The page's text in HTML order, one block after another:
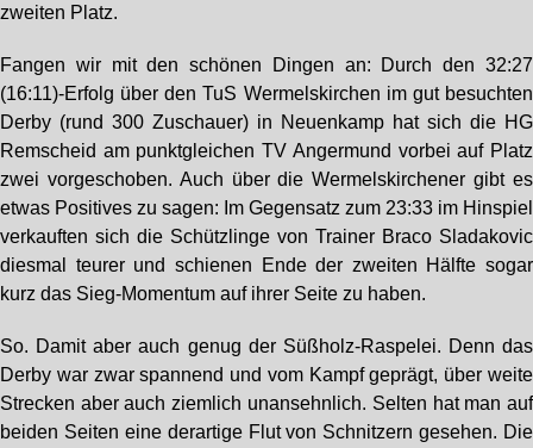
zweiten Platz.
Fangen wir mit den schönen Dingen an: Durch den 32:27
(16:11)-Erfolg über den TuS Wermelskirchen im gut besuchten
Derby (rund 300 Zuschauer) in Neuenkamp hat sich die HG
Remscheid am punktgleichen TV Angermund vorbei auf Platz
zwei vorgeschoben. Auch über die Wermelskirchener gibt es
etwas Positives zu sagen: Im Gegensatz zum 23:33 im Hinspiel
verkauften sich die Schützlinge von Trainer Braco Sladakovic
diesmal teurer und schienen Ende der zweiten Hälfte sogar
kurz das Sieg-Momentum auf ihrer Seite zu haben.
So. Damit aber auch genug der Süßholz-Raspelei. Denn das
Derby war zwar spannend und vom Kampf geprägt, über weite
Strecken aber auch ziemlich unansehnlich. Selten hat man auf
beiden Seiten eine derartige Flut von Schnitzern gesehen. Die